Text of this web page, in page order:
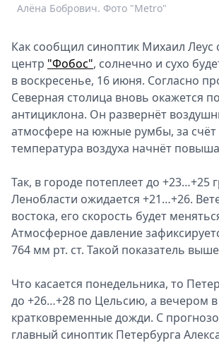
Алёна Бобрович. Фото "Metro"
Как сообщил синоптик Михаил Леус
центр "Фобос", солнечно и сухо
в воскресенье, 16 июня. Согласно
Северная столица вновь окажется
антициклона. Он развернёт
атмосфере на южные румбы, за счёт
температура воздуха начнёт
Так, в городе потеплеет до +23…+25
Ленобласти ожидается +21…+26.
востока, его скорость будет
Атмосферное давление
764 мм рт. ст. Такой показатель
Что касается понедельника, то
до +26…+28 по Цельсию, а вечером
кратковременные дожди. С
главный синоптик Петербурга